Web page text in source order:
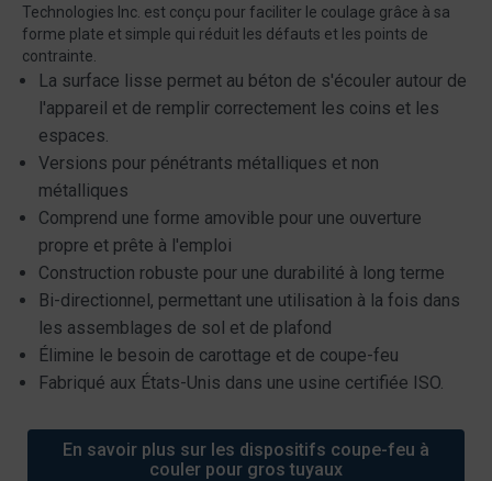
Technologies Inc. est conçu pour faciliter le coulage grâce à sa
forme plate et simple qui réduit les défauts et les points de
contrainte.
La surface lisse permet au béton de s'écouler autour de
l'appareil et de remplir correctement les coins et les
espaces.
Versions pour pénétrants métalliques et non
métalliques
Comprend une forme amovible pour une ouverture
propre et prête à l'emploi
Construction robuste pour une durabilité à long terme
Bi-directionnel, permettant une utilisation à la fois dans
les assemblages de sol et de plafond
Élimine le besoin de carottage et de coupe-feu
Fabriqué aux États-Unis dans une usine certifiée ISO.
En savoir plus sur les dispositifs coupe-feu à
couler pour gros tuyaux